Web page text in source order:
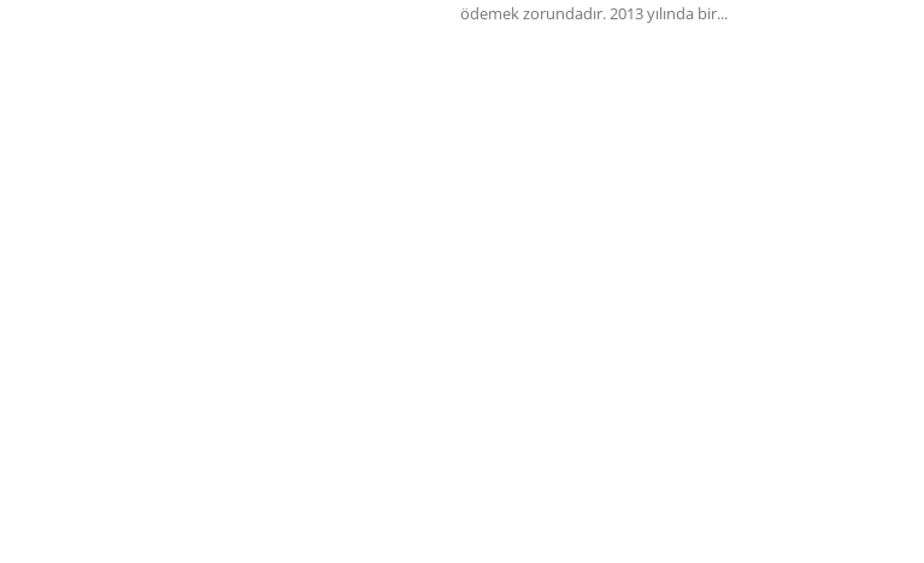
ödemek zorundadır. 2013 yılında bir...